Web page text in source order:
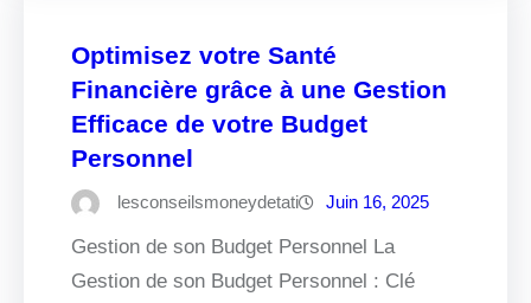
Optimisez votre Santé
Financière grâce à une Gestion
Efficace de votre Budget
Personnel
lesconseilsmoneydetati Juin 16, 2025
Gestion de son Budget Personnel La
Gestion de son Budget Personnel : Clé